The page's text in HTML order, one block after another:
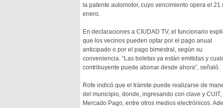
la patente automotor, cuyo vencimiento opera el 21
enero.
En declaraciones a CIUDAD TV, el funcionario
que los vecinos pueden optar por el pago anual
anticipado o por el pago bimestral, según su
conveniencia. “Las boletas ya están emitidas y
contribuyente puede abonar desde ahora”, señaló.
Rofe indicó que el trámite puede realizarse de
del municipio, donde, ingresando con clave y
Mercado Pago, entre otros medios electrónicos.